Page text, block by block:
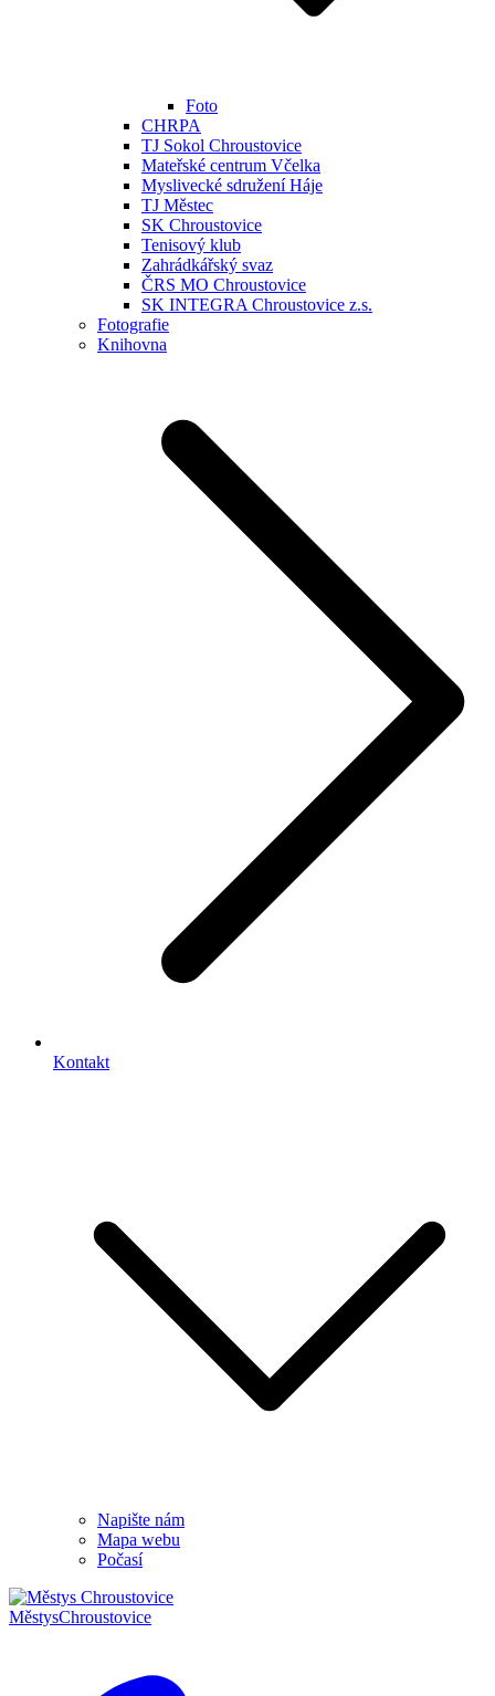
Foto
CHRPA
TJ Sokol Chroustovice
Mateřské centrum Včelka
Myslivecké sdružení Háje
TJ Městec
SK Chroustovice
Tenisový klub
Zahrádkářský svaz
ČRS MO Chroustovice
SK INTEGRA Chroustovice z.s.
Fotografie
Knihovna
Kontakt
Napište nám
Mapa webu
Počasí
MěstysChroustovice